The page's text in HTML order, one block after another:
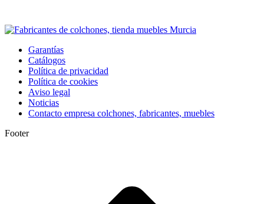
Garantías
Catálogos
Política de privacidad
Política de cookies
Aviso legal
Noticias
Contacto empresa colchones, fabricantes, muebles
Footer